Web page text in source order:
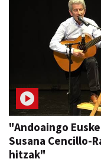
"Andoaingo
Susana Cencillo-
hitzak"